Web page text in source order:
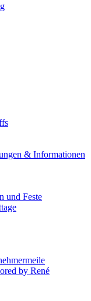
& Informationen
und Feste
by René